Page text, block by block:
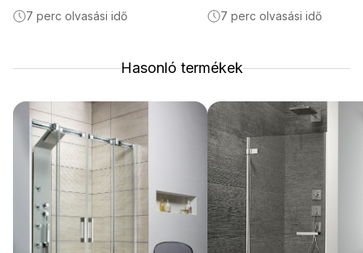
7 perc olvasási idő
7 perc olvasási idő
Hasonló termékek